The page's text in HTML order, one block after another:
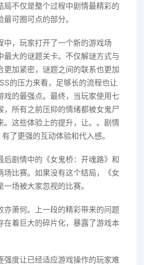
局不仅是整个过程中剧情最精彩的
可圈可点的部分。
中，玩家打开了一个新的游戏场
最大的谜题关卡。不仅解谜方式与
更加紧密，谜题之间的联系也更加
的压力来看，足够长的流程也让
戏的最强点。最终，当玩家使用七
，所有之前压抑的情绪都被女鬼尸
。这些体验上的提升，让。。剧情
了更强的互动体验和代入感。
后剧情中的《女鬼桥：开魂路》和
比赛。如果没有这个结局，《女
场被大家忽视的比赛。
亦萧何。上一段的精彩带来的问题
在着巨大的碎片化，暴露了游戏本
强度让已经适应游戏操作的玩家难